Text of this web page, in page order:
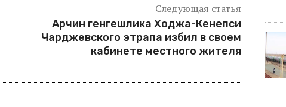
Следующая статья
Арчин генгешлика Ходжа-Кенепси
Чарджевского этрапа избил в своем
кабинете местного жителя